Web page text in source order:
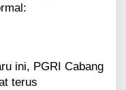
ini, PGRI Cabang
terus